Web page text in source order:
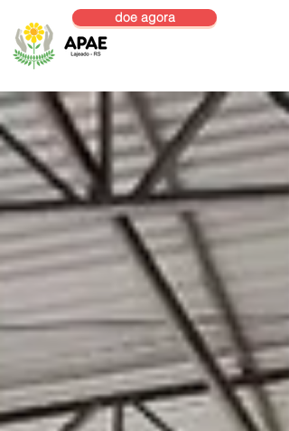
doe agora